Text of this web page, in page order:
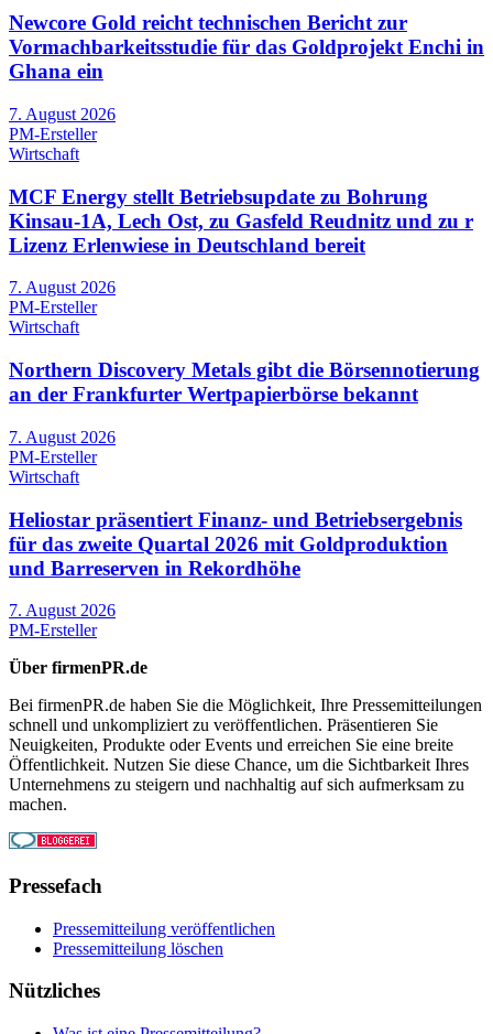
Newcore Gold reicht technischen Bericht zur
Vormachbarkeitsstudie für das Goldprojekt Enchi in
Ghana ein
7. August 2026
PM-Ersteller
Wirtschaft
MCF Energy stellt Betriebsupdate zu Bohrung
Kinsau-1A, Lech Ost, zu Gasfeld Reudnitz und zu r
Lizenz Erlenwiese in Deutschland bereit
7. August 2026
PM-Ersteller
Wirtschaft
Northern Discovery Metals gibt die Börsennotierung
an der Frankfurter Wertpapierbörse bekannt
7. August 2026
PM-Ersteller
Wirtschaft
Heliostar präsentiert Finanz- und Betriebsergebnis
für das zweite Quartal 2026 mit Goldproduktion
und Barreserven in Rekordhöhe
7. August 2026
PM-Ersteller
Über firmenPR.de
Bei firmenPR.de haben Sie die Möglichkeit, Ihre Pressemitteilungen
schnell und unkompliziert zu veröffentlichen. Präsentieren Sie
Neuigkeiten, Produkte oder Events und erreichen Sie eine breite
Öffentlichkeit. Nutzen Sie diese Chance, um die Sichtbarkeit Ihres
Unternehmens zu steigern und nachhaltig auf sich aufmerksam zu
machen.
Pressefach
Pressemitteilung veröffentlichen
Pressemitteilung löschen
Nützliches